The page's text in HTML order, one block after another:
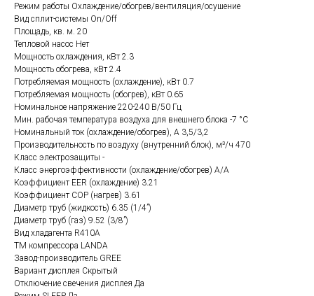
Режим работы Охлаждение/обогрев/вентиляция/осушение
Вид сплит-системы On/Off
Площадь, кв. м. 20
Тепловой насос Нет
Мощность охлаждения, кВт 2.3
Мощность обогрева, кВт 2.4
Потребляемая мощность (охлаждение), кВт 0.7
Потребляемая мощность (обогрев), кВт 0.65
Номинальное напряжение 220-240 В/50 Гц
Мин. рабочая температура воздуха для внешнего блока -7 °С
Номинальный ток (охлаждение/обогрев), А 3,5/3,2
Производительность по воздуху (внутренний блок), м³/ч 470
Класс электрозащиты -
Класс энергоэффективности (охлаждение/обогрев) A/A
Коэффициент EER (охлаждение) 3.21
Коэффициент COP (нагрев) 3.61
Диаметр труб (жидкость) 6.35 (1/4”)
Диаметр труб (газ) 9.52 (3/8”)
Вид хладагента R410A
ТМ компрессора LANDA
Завод-производитель GREE
Вариант дисплея Скрытый
Отключение свечения дисплея Да